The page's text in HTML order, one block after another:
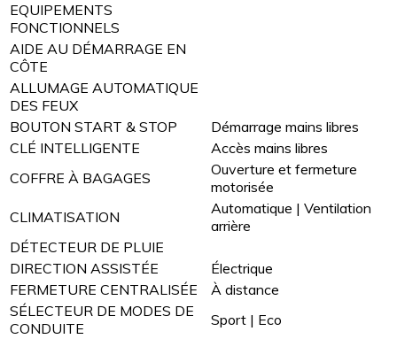
EQUIPEMENTS
FONCTIONNELS
AIDE AU DÉMARRAGE EN
CÔTE
ALLUMAGE AUTOMATIQUE
DES FEUX
BOUTON START & STOP
Démarrage mains libres
CLÉ INTELLIGENTE
Accès mains libres
COFFRE À BAGAGES
Ouverture et fermeture
motorisée
CLIMATISATION
Automatique | Ventilation
arrière
DÉTECTEUR DE PLUIE
DIRECTION ASSISTÉE
Électrique
FERMETURE CENTRALISÉE
À distance
SÉLECTEUR DE MODES DE
CONDUITE
Sport | Eco